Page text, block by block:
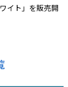
イト」を販売開